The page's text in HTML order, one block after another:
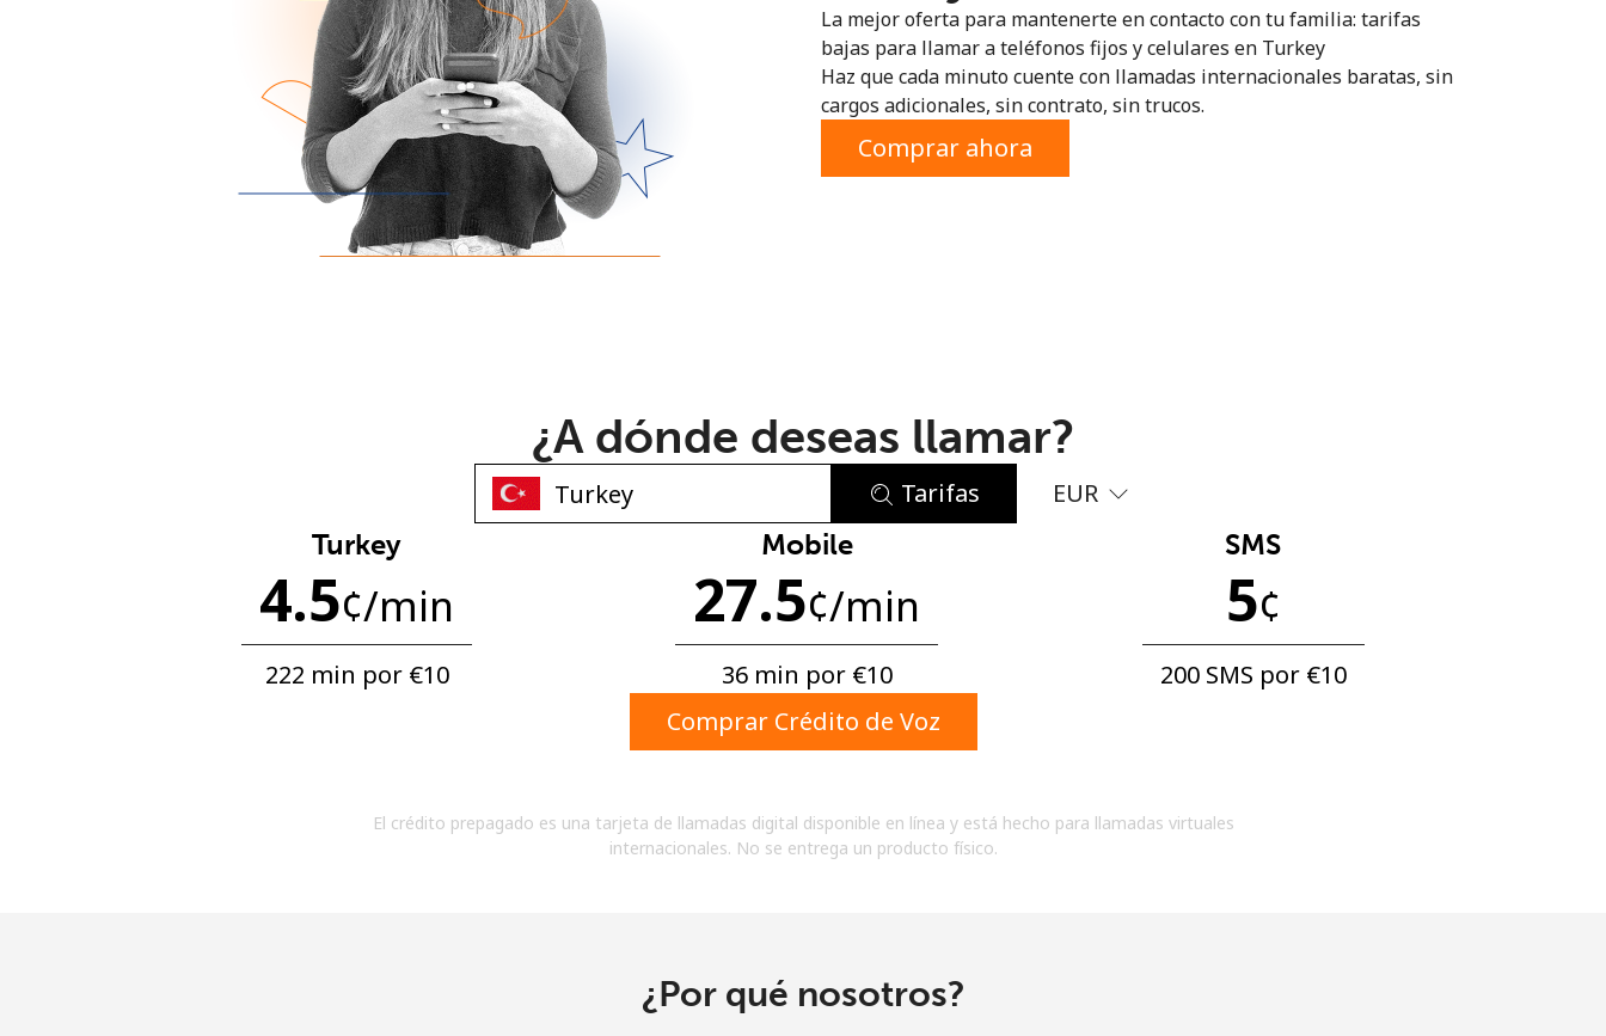
No se ha creado una contraseña
Mínimo 8 caracteres
Una letra mayúscula y una minúscula
Un caracter especial
acuerdo con estos
Términos y condiciones.
La mejor oferta para mantenerte en contacto con tu familia: tarifas
bajas para llamar a teléfonos fijos y celulares en Turkey
Haz que cada minuto cuente con llamadas internacionales baratas, sin
cargos adicionales, sin contrato, sin trucos.
Comprar ahora
¿A dónde deseas llamar?
Tarifas EUR
Turkey
4.5¢/min
222 min por ⁦€10⁩
Mobile
27.5¢/min
36 min por ⁦€10⁩
SMS
5¢
200 SMS por ⁦€10⁩
Comprar Crédito de Voz
El crédito prepagado es una tarjeta de llamadas digital disponible en línea y está hecho para llamadas virtuales
internacionales. No se entrega un producto físico.
¿Por qué nosotros?